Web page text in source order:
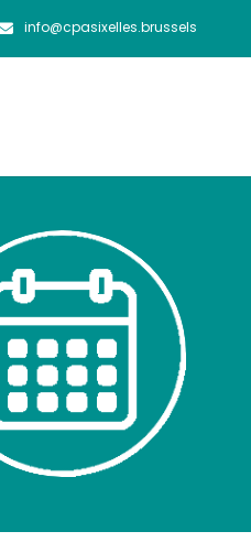
info@cpasixelles.brussels